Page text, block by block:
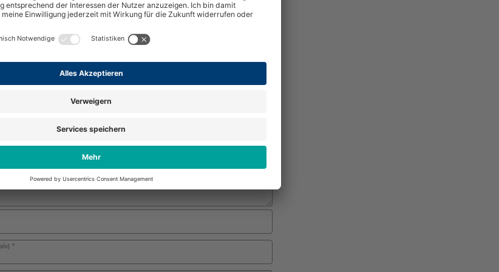
Lebenslauf und Bewerbungsunterlagen*
Sie Ihre Unterlagen in folgenden Formaten: jpg, png, gif, svg, pdf,
oder klicken Sie, um Dateien auszuwählen. Unterstützte Formate: jpg, png, gif, svg, pdf, odt, doc, docx. Maximale Dateigröße: 25MB.
*